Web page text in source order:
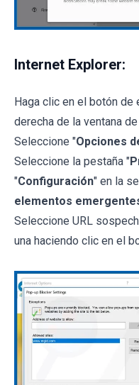
Internet Explorer:
Haga clic en el botón de
derecha de la ventana
Seleccione "Opciones
Seleccione la pestaña "
"Configuración" en la
elementos
Seleccione URL
una haciendo clic en el